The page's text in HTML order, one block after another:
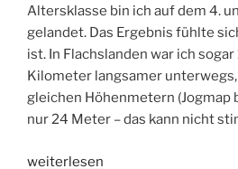
Altersklasse bin ich auf dem 4.
gelandet. Das Ergebnis fühlte
ist. In Flachslanden war ich
Kilometer langsamer
gleichen Höhenmetern (Jogmap
nur 24 Meter – das kann nicht
„Wettkampfbericht:
weiterlesen